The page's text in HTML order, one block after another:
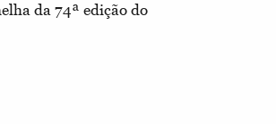
da 74ª edição do